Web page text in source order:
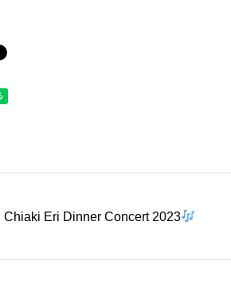
Chiaki Eri Dinner Concert 2023